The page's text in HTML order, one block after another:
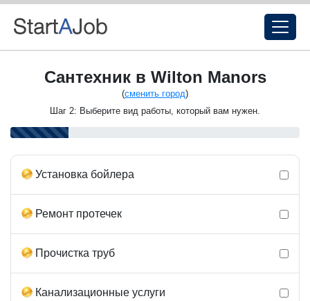
Сантехник в Wilton Manors
(сменить город)
Шаг 2: Выберите вид работы, который вам нужен.
Установка бойлера
Ремонт протечек
Прочистка труб
Канализационные услуги